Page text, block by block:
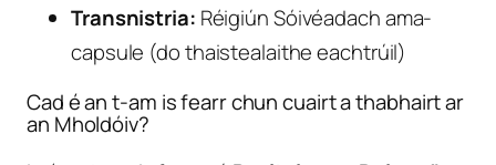
Transnistria: Réigiún Sóivéadach ama-
capsule (do thaistealaithe eachtrúil)
Cad é an t-am is fearr chun cuairt a thabhairt ar
an Mholdóiv?